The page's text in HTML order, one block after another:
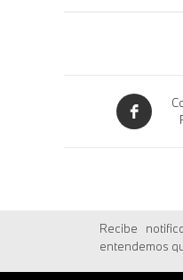
Recibe
entendemos